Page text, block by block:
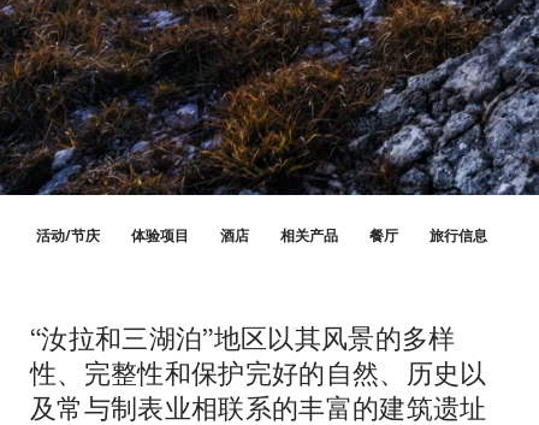
活动/节庆 体验项目 酒店 相关产品 餐厅 旅行信息
简
介
“汝拉和三湖泊”地区以其风景的多样
性、完整性和保护完好的自然、历史以
及常与制表业相联系的丰富的建筑遗址